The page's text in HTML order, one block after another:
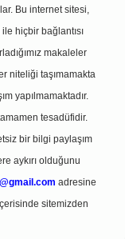
Bu internet sitesi,
hiçbir bağlantısı
makaleler
niteliği taşımamakta
yapılmamaktadır.
tesadüfidir.
bir bilgi paylaşım
aykırı olduğunu
adresine
sitemizden